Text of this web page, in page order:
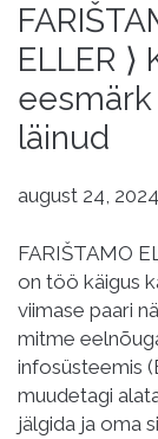
ELLER
läinud
august 24, 2024
FARIŠTAMO
on töö käigus
viimase paari
mitme
infosüsteemis
muudetagi
jälgida ja oma